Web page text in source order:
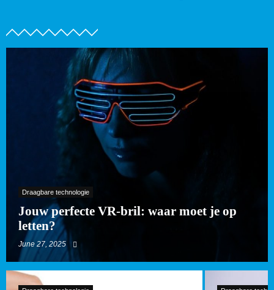
Draagbare technologie
Jouw perfecte VR-bril: waar moet je op
letten?
June 27, 2025